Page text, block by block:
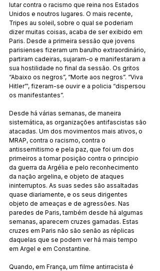
lutar contra o racismo que reina nos Estados
Unidos e noutros lugares. O mais recente,
Tripes au soleil, sobre o qual se poderiam
dizer muitas coisas, acaba de ser exibido em
Paris. Desde a primeira sessão que jovens
parisienses fizeram um barulho extraordinário,
partiram cadeiras, sujaram-o e manifestaram a
sua hostilidade no final da sessão. Os gritos
“Abaixo os negros”, “Morte aos negros”. “Viva
Hitler”', fizeram-se ouvir e a policia “dispersou
os manifestantes”.
Desde há várias semanas, de maneira
sistemática, as organizações antifascistas são
atacadas. Um dos movimentos mais ativos, o
MRAP, contra o racismo, contra o
antissemitismo e pela paz, que foi um dos
primeiros a tomar posição contra o principio
da guerra da Argélia e pelo reconhecimento
da nação argelina, e objeto de ataques
ininterruptos. As suas sedes são assaltadas
quase diariamente, e os seus dirigentes
objeto de ameaças e de agressões. Nas
paredes de Paris, também desde há algumas
semanas, aparecem cruzes gamadas. Estas
cruzes em Paris não são senão as réplicas
daquelas que se podem ver há mais tempo
em Argel e em Constantine.
Quando, em França, um filme antirracista é